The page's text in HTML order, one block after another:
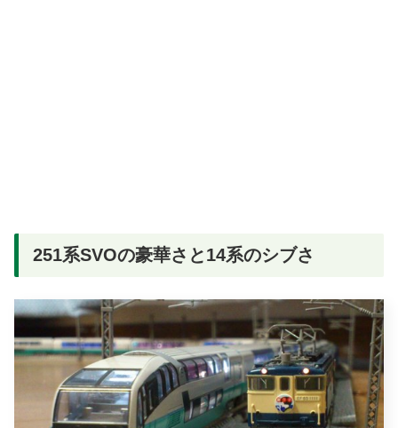
251系SVOの豪華さと14系のシブさ